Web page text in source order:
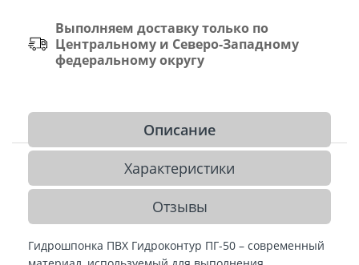
Выполняем доставку только по
Центральному и Северо-Западному
федеральному округу
Описание
Характеристики
Отзывы
Гидрошпонка ПВХ Гидроконтур ПГ-50 – современный